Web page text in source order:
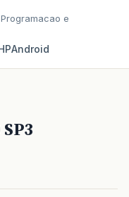
e
Android